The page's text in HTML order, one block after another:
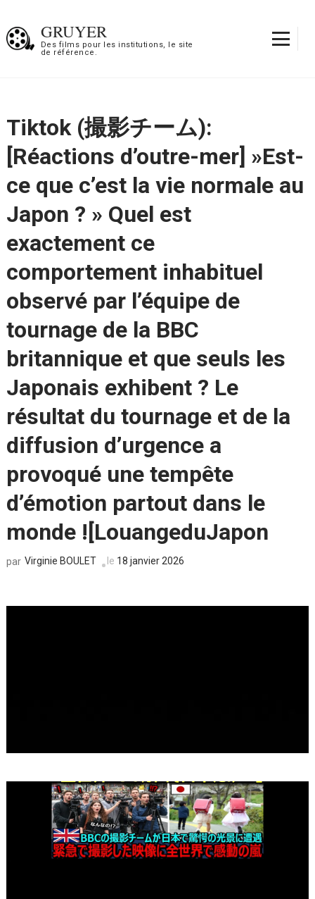
contenu
GRUYER
Des films pour les institutions, le site
de référence.
Tiktok (撮影チーム):
[Réactions d’outre-mer] »Est-
ce que c’est la vie normale au
Japon ? » Quel est
exactement ce
comportement inhabituel
observé par l’équipe de
tournage de la BBC
britannique et que seuls les
Japonais exhibent ? Le
résultat du tournage et de la
diffusion d’urgence a
provoqué une tempête
d’émotion partout dans le
monde ![LouangeduJapon
par Virginie BOULET le 18 janvier 2026